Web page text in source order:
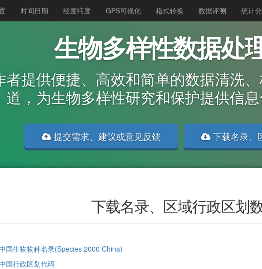
时间日期 经度纬度 GPS可视化 格式转换 数据评测 统计
生物多样性数据处
者提供便捷、高效和简单的数据清洗
道，为生物多样性研究和保护提供信
提交需求、建议或意见反馈 下载名录、
下载名录、区域行政区划
国生物物种名录(Species 2000 China)
国行政区划代码